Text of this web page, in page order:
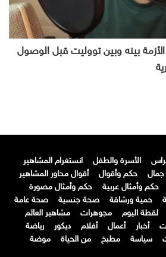
بينه وبين تووليت قبل الوصول
الأسرة والطفل
انستغرام المشاهير
جمال حكم وأقوال
أقوال محاور المشاهير
حكم وأمثال عربية
حكم وأمثال مصورة
حمية ورشاقة صحة جنسية
صحة عامة
لقطة اليوم مجوهرات
مشاهير العالم
أخبار أعمال أفلام ديكور
رياضة
سياسة مطبخ من الحياة موضة